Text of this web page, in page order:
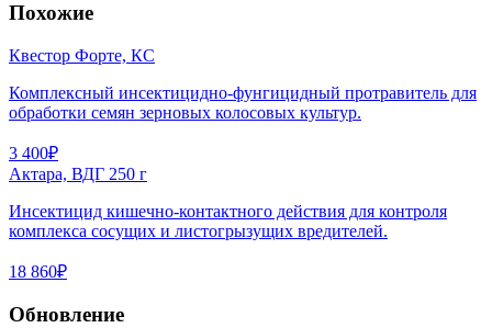
Похожие
Квестор Форте, КС
Комплексный инсектицидно-фунгицидный протравитель для
обработки семян зерновых колосовых культур.
3 400₽
Актара, ВДГ 250 г
Инсектицид кишечно-контактного действия для контроля
комплекса сосущих и листогрызущих вредителей.
18 860₽
Обновление